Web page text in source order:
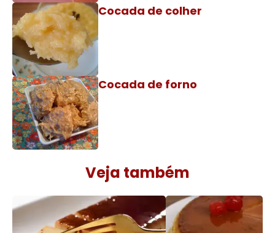
Cocada de colher
Cocada de forno
Veja também